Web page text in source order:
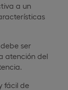
a un
ser
atención del
fácil de